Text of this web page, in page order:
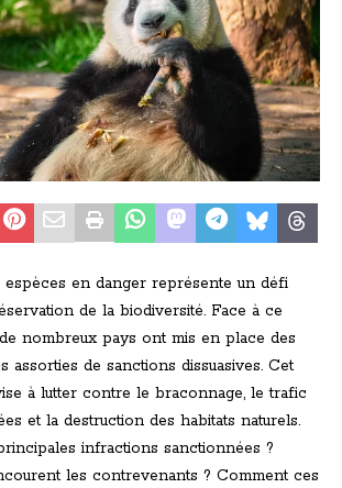
en danger représente un défi
de la biodiversité. Face à ce
nombreux pays ont mis en place des
assorties de sanctions dissuasives. Cet
à lutter contre le braconnage, le trafic
et la destruction des habitats naturels.
infractions sanctionnées ?
les contrevenants ? Comment ces